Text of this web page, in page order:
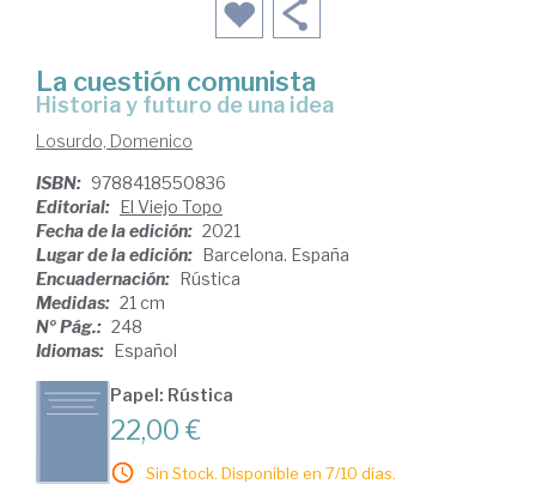
La cuestión comunista
historia y futuro de una idea
Losurdo, Domenico
ISBN: 9788418550836
Editorial: El Viejo Topo
Fecha de la edición: 2021
Lugar de la edición: Barcelona. España
Encuadernación: Rústica
Medidas: 21 cm
Nº Pág.: 248
Idiomas: Español
Papel: Rústica
22,00 €
Sin Stock. Disponible en 7/10 días.